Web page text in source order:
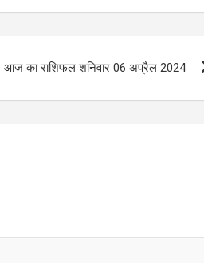
आज का राशिफल शनिवार 06 अप्रैल 2024